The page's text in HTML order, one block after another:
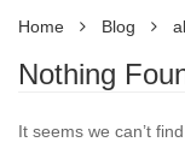
Home Blog
Nothing
It seems we can’t